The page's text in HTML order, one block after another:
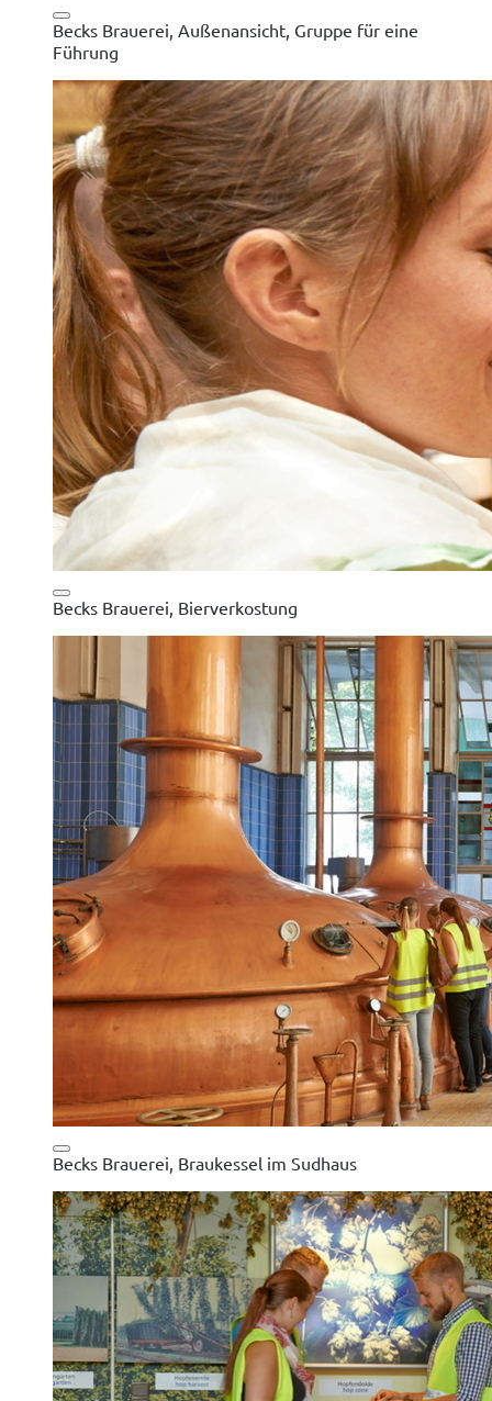
Becks Brauerei, Außenansicht, Gruppe für eine
Führung
Becks Brauerei, Bierverkostung
Becks Brauerei, Braukessel im Sudhaus